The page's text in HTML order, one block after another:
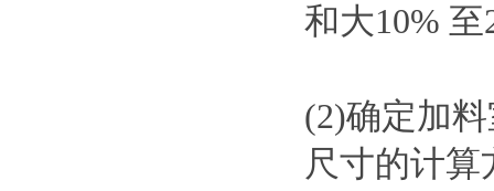
和大10% 至
(2)确定加
尺寸的计